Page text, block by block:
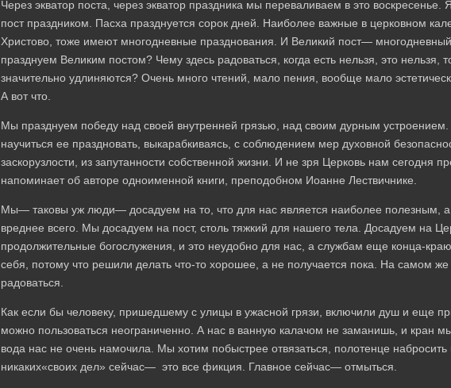
Через экватор поста, через экватор праздника мы переваливаем в это воскресенье.
пост праздником. Пасха празднуется сорок дней. Наиболее важные в церковном
Христово, тоже имеют многодневные празднования. И Великий пост—
празднуем Великим постом? Чему здесь радоваться, когда есть нельзя, это нельзя,
значительно удлиняются? Очень много чтений, мало пения, вообще мало
А вот что.
Мы празднуем победу над своей внутренней грязью, над своим дурным
научиться ее праздновать, выкарабкиваясь, с соблюдением мер духовной
заскорузлости, из запутанности собственной жизни. И не зря Церковь нам сегодня
напоминает об авторе одноименной книги, преподобном Иоанне Лествичнике.
Мы— таковы уж люди— досадуем на то, что для нас является наиболее полезным,
вреднее всего. Мы досадуем на пост, столь тяжкий для нашего тела. Досадуем на
продолжительные богослужения, и это неудобно для нас, а службам еще конца-
себя, потому что решили делать что-то хорошее, а не получается пока. На самом
радоваться.
Как если бы человеку, пришедшему с улицы в ужасной грязи, включили душ и еще
можно пользоваться неограниченно. А нас в ванную калачом не заманишь, и кран
вода нас не очень намочила. Мы хотим побыстрее отвязаться, полотенце
никаких«своих дел» сейчас— это все фикция. Главное сейчас— отмыться.